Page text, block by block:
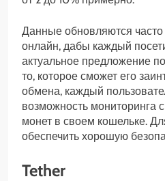
Данные обновляются
онлайн, дабы каждый
актуальное предложение
то, которое сможет его
обмена, каждый
возможность мониторинга
монет в своем кошельке.
обеспечить хорошую
Tether